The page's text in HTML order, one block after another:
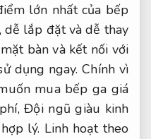
lớn nhất của bếp
dễ lắp đặt và dễ thay
bàn và kết nối với
dụng ngay. Chính vì
mua bếp ga giá
Đội ngũ giàu kinh
lý. Linh hoạt theo